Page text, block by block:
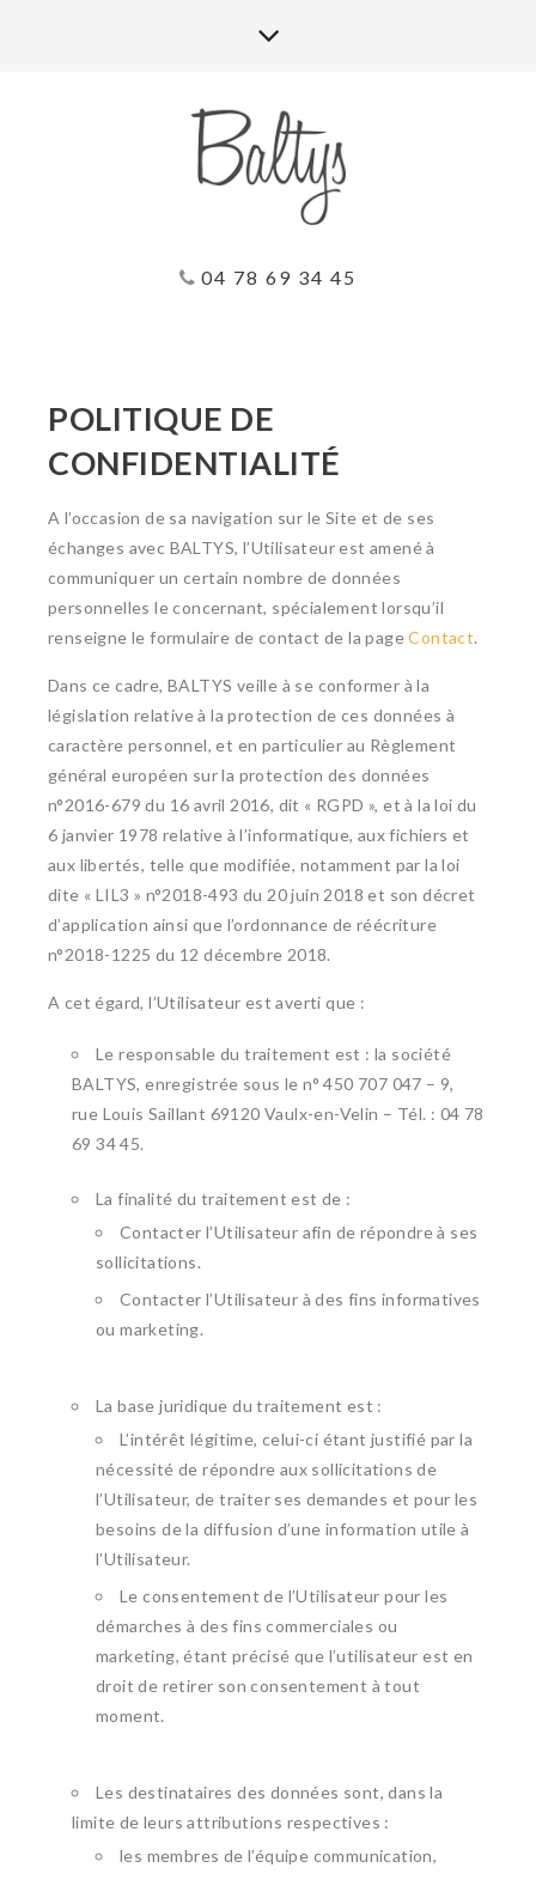
04 78 69 34 45
POLITIQUE DE
CONFIDENTIALITÉ
A l’occasion de sa navigation sur le Site et de ses
échanges avec BALTYS, l’Utilisateur est amené à
communiquer un certain nombre de données
personnelles le concernant, spécialement lorsqu’il
renseigne le formulaire de contact de la pageContact.
Dans ce cadre, BALTYS veille à se conformer à la
législation relative à la protection de ces données à
caractère personnel, et en particulier au Règlement
général européen sur la protection des données
n°2016-679 du 16 avril 2016, dit « RGPD », et à la loi du
6 janvier 1978 relative à l’informatique, aux fichiers et
aux libertés, telle que modifiée, notamment par la loi
dite « LIL3 » n°2018-493 du 20 juin 2018 et son décret
d’application ainsi que l’ordonnance de réécriture
n°2018-1225 du 12 décembre 2018.
A cet égard, l’Utilisateur est averti que :
Le responsable du traitement est : la société
BALTYS, enregistrée sous le n° 450 707 047 – 9,
rue Louis Saillant 69120 Vaulx-en-Velin – Tél. : 04 78
69 34 45.
La finalité du traitement est de :
Contacter l’Utilisateur afin de répondre à ses
sollicitations.
Contacter l’Utilisateur à des fins informatives
ou marketing.
La base juridique du traitement est :
L’intérêt légitime, celui-ci étant justifié par la
nécessité de répondre aux sollicitations de
l’Utilisateur, de traiter ses demandes et pour les
besoins de la diffusion d’une information utile à
l’Utilisateur.
Le consentement de l’Utilisateur pour les
démarches à des fins commerciales ou
marketing, étant précisé que l’utilisateur est en
droit de retirer son consentement à tout
moment.
Les destinataires des données sont, dans la
limite de leurs attributions respectives :
les membres de l’équipe communication,